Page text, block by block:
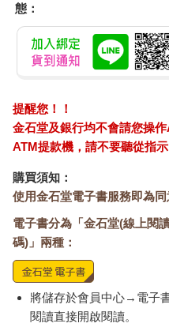
態：
提醒您！！
金石堂及銀行均不會請您操
ATM提款機，請不要聽從指
購買須知：
使用金石堂電子書服務即為同
電子書分為「金石堂(線上閱
碼)」兩種：
將儲存於會員中心→電子
閱讀直接開啟閱讀。